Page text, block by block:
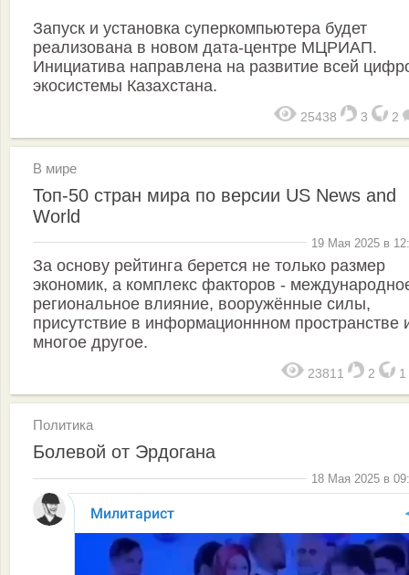
Запуск и установка суперкомпьютера будет
реализована в новом дата-центре МЦРИАП.
Инициатива направлена на развитие всей
экосистемы Казахстана.
25438 3 2
В мире
Топ-50 стран мира по версии US News and
World
19 Мая 2025 в
За основу рейтинга берется не только размер
экономик, а комплекс факторов -
региональное влияние, вооружённые силы,
присутствие в информационнном пространстве
многое другое.
23811 2 1
Политика
Болевой от Эрдогана
18 Мая 2025 в